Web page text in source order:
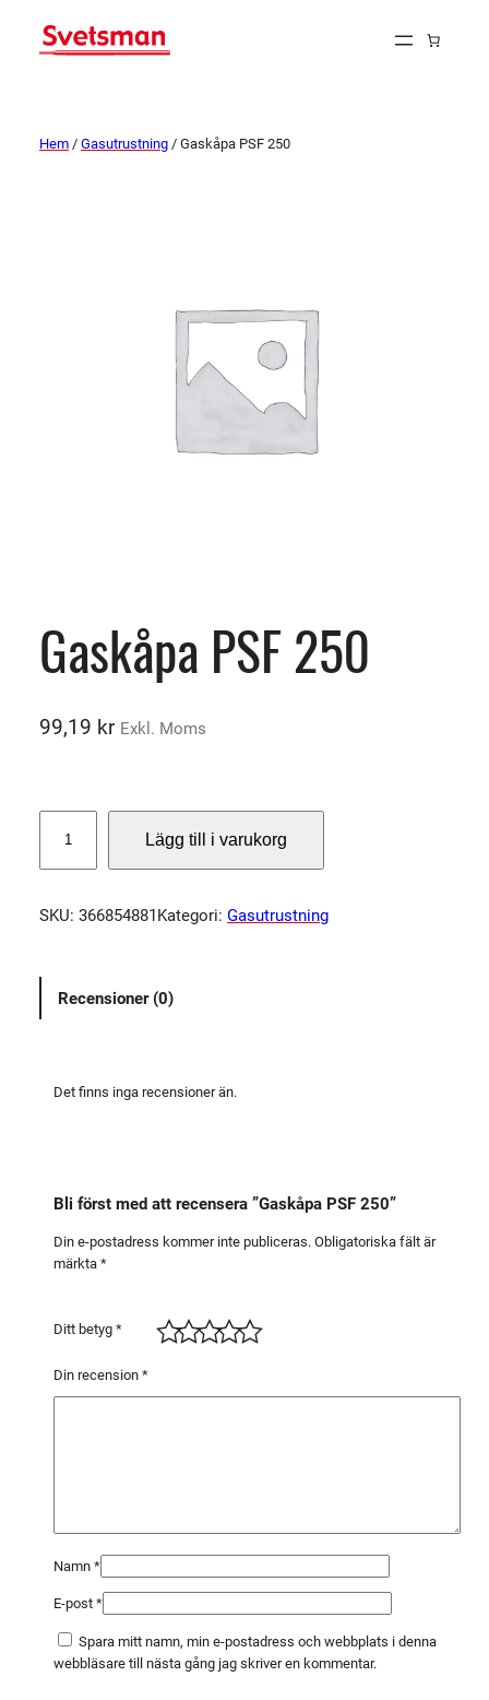
Hem / Gasutrustning / Gaskåpa PSF 250
Gaskåpa PSF 250
99,19 kr Exkl. Moms
s
å
a
Lägg till i varukorg
SKU: 366854881 Kategori: Gasutrustning
Recensioner (0)
Det finns inga recensioner än.
Bli först med att recensera ”Gaskåpa PSF 250”
Din e-postadress kommer inte publiceras. Obligatoriska fält är
märkta *
Ditt betyg *
Din recension *
Namn *
E-post *
Spara mitt namn, min e-postadress och webbplats i denna
webbläsare till nästa gång jag skriver en kommentar.